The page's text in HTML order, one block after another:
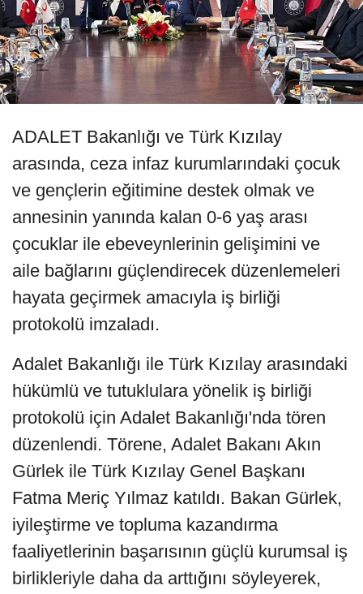
ADALET Bakanlığı ve Türk Kızılay
arasında, ceza infaz kurumlarındaki çocuk
ve gençlerin eğitimine destek olmak ve
annesinin yanında kalan 0-6 yaş arası
çocuklar ile ebeveynlerinin gelişimini ve
aile bağlarını güçlendirecek düzenlemeleri
hayata geçirmek amacıyla iş birliği
protokolü imzaladı.
Adalet Bakanlığı ile Türk Kızılay arasındaki
hükümlü ve tutuklulara yönelik iş birliği
protokolü için Adalet Bakanlığı'nda tören
düzenlendi. Törene, Adalet Bakanı Akın
Gürlek ile Türk Kızılay Genel Başkanı
Fatma Meriç Yılmaz katıldı. Bakan Gürlek,
iyileştirme ve topluma kazandırma
faaliyetlerinin başarısının güçlü kurumsal iş
birlikleriyle daha da arttığını söyleyerek,